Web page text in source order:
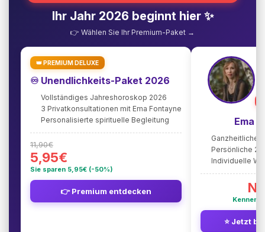
Ihr Jahr 2026 beginnt hier ✨
👉 Wählen Sie Ihr Premium-Paket →
👑 PREMIUM DELUXE
♾️ Unendlichkeits-Paket 2026
Vollständiges Jahreshoroskop 2026
3 Privatkonsultationen mit Ema Fontayne
Personalisierte spirituelle Begleitung
11,90€
5,95€
Sie sparen 5,95€ (-50%)
👉 Premium entdecken
Ema
Ganzheitliche
Persönliche
Individuelle
⭐ Jetzt